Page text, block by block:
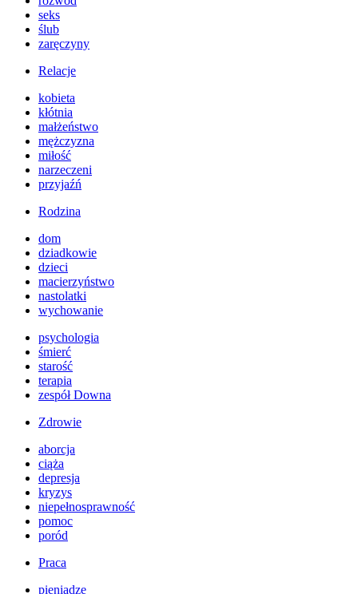
seks
ślub
zaręczyny
Relacje
kobieta
kłótnia
małżeństwo
mężczyzna
miłość
narzeczeni
przyjaźń
Rodzina
dom
dziadkowie
dzieci
macierzyństwo
nastolatki
wychowanie
psychologia
śmierć
starość
terapia
zespół Downa
Zdrowie
aborcja
ciąża
depresja
kryzys
niepełnosprawność
pomoc
poród
Praca
pieniądze